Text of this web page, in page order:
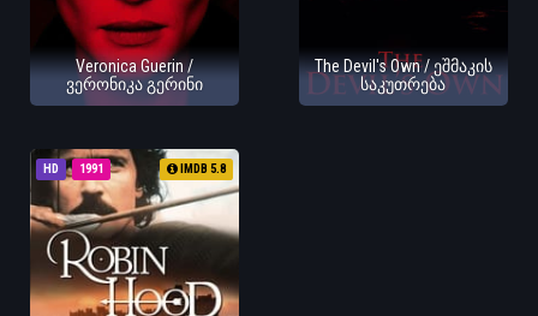
Veronica Guerin /
ვერონიკა გერინი
The Devil's Own / ეშმაკის
საკუთრება
HD 1991 IMDB 5.8